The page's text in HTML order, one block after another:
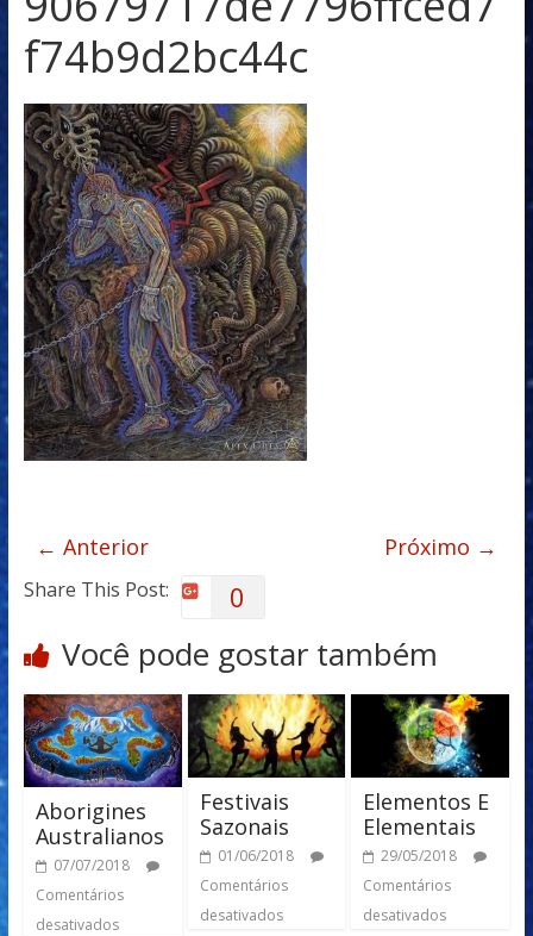
f74b9d2bc44c
← Anterior Próximo →
Share This Post: 0
Você pode gostar também
Aborigines
Australianos
07/07/2018
Comentários
desativados
Festivais
Sazonais
01/06/2018
Comentários
desativados
Elementos E
Elementais
29/05/2018
Comentários
desativados